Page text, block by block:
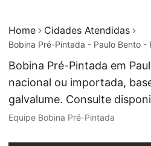
Home Cidades Atendidas
Bobina Pré-Pintada - Paulo Bento -
Bobina Pré-Pintada em
nacional ou importada,
galvalume. Consulte
Equipe Bobina Pré-Pintada